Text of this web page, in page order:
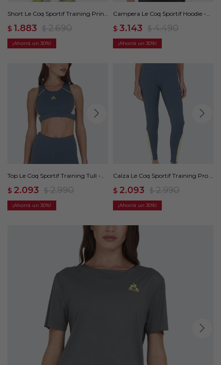
Short Le Coq Sportif Training Print
$ 1.883 $ 2.690
30
Campera Le Coq Sportif Hoodie -
$ 3.143 $ 4.490
30
Top Le Coq Sportif Training Tull -
$ 2.093 $ 2.990
30
Calza Le Coq Sportif Training Pro -
$ 2.093 $ 2.990
30